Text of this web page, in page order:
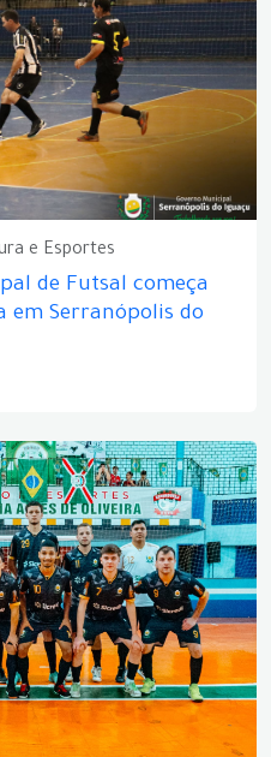
e Esportes
de Futsal começa
em Serranópolis do